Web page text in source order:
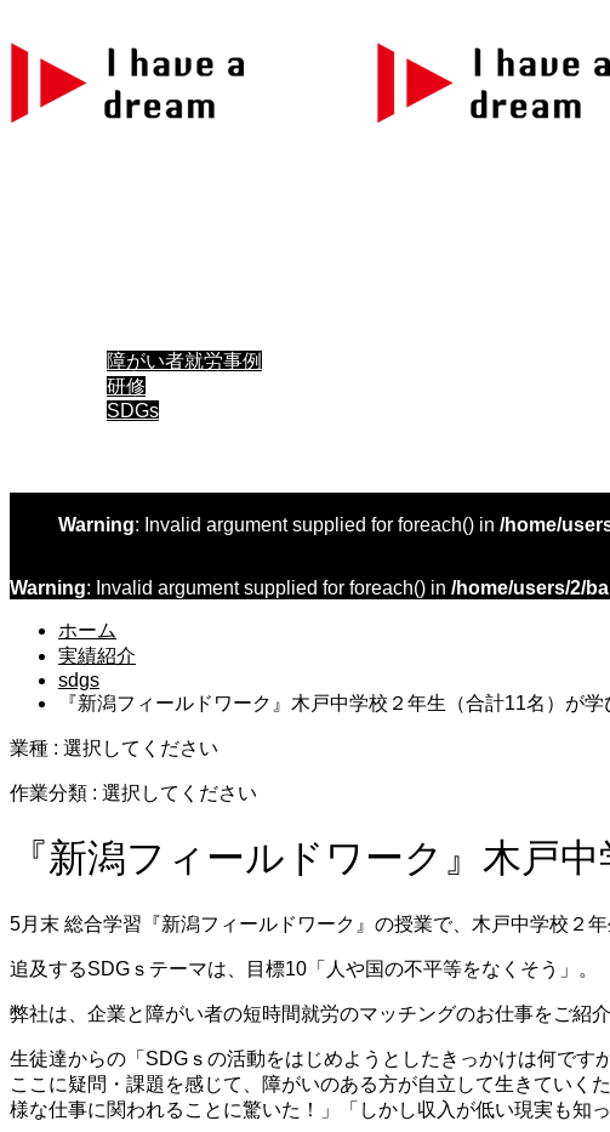
障がい者就労事例
研修
SDGs
Warning: Invalid argument supplied for foreach() in /home/
Warning: Invalid argument supplied for foreach() in /home/users/2/
ホーム
実績紹介
sdgs
『新潟フィールドワーク』木戸中学校２年生（合計11名）が学
業種 : 選択してください
作業分類 : 選択してください
『新潟フィールドワーク』木戸
5月末 総合学習『新潟フィールドワーク』の授業で、木戸中学校２
追及するSDGｓテーマは、目標10「人や国の不平等をなくそう」。
弊社は、企業と障がい者の短時間就労のマッチングのお仕事をご紹介
生徒達からの「SDGｓの活動をはじめようとしたきっかけは何で
ここに疑問・課題を感じて、障がいのある方が自立して生きてい
様な仕事に関われることに驚いた！」「しかし収入が低い現実も知